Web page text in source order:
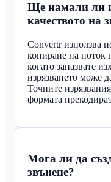
Ще намали ли
качеството на
Convertr използва
копиране на поток
когато запазвате
изрязването може
Точните
формата
Мога ли да
звънене?